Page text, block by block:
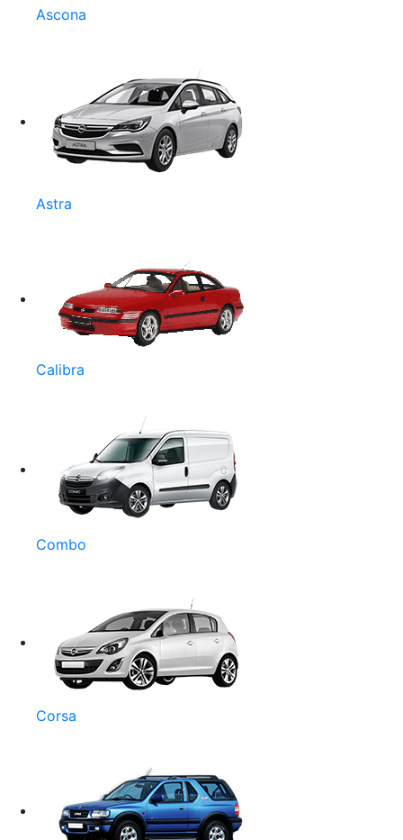
Ascona
Astra
Calibra
Combo
Corsa